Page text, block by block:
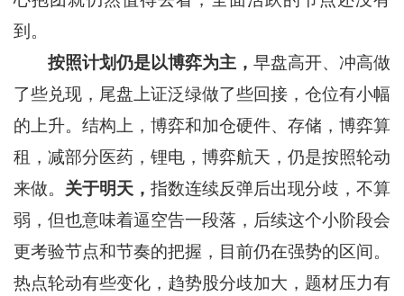
到。
按照计划仍是以博弈为主，早盘高开、冲高做
了些兑现，尾盘上证泛绿做了些回接，仓位有小幅
的上升。结构上，博弈和加仓硬件、存储，博弈算
租，减部分医药，锂电，博弈航天，仍是按照轮动
来做。 关于明天， 指数连续反弹后出现分歧，不算
弱，但也意味着逼空告一段落，后续这个小阶段会
更考验节点和节奏的把握，目前仍在强势的区间。
热点轮动有些变化，趋势股分歧加大，题材压力有